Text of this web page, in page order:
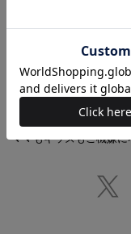
2020年春夏の最新おし
・注目アイテム速報
BABY MILO(R)と仲間
ポップでカラフルな総
可愛い見た目だけでな
ママもキッズもご機嫌